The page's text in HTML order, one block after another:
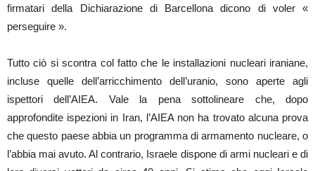
firmatari della Dichiarazione di Barcellona dicono di voler «
perseguire ».
Tutto ciò si scontra col fatto che le installazioni nucleari iraniane,
incluse quelle dell’arricchimento dell’uranio, sono aperte agli
ispettori dell’AIEA. Vale la pena sottolineare che, dopo
approfondite ispezioni in Iran, l’AIEA non ha trovato alcuna prova
che questo paese abbia un programma di armamento nucleare, o
l’abbia mai avuto. Al contrario, Israele dispone di armi nucleari e di